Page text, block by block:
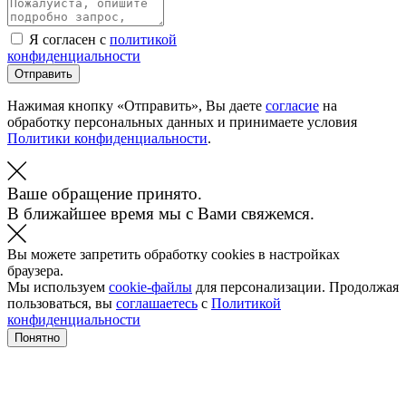
Я согласен с политикой
конфиденциальности
Отправить
Нажимая кнопку «Отправить», Вы даете согласие на
обработку персональных данных и принимаете условия
Политики конфиденциальности.
Ваше обращение принято.
В ближайшее время мы с Вами свяжемся.
Вы можете запретить обработку cookies в настройках
браузера.
Мы используем cookie-файлы для персонализации. Продолжая
пользоваться, вы соглашаетесь с Политикой
конфиденциальности
Понятно